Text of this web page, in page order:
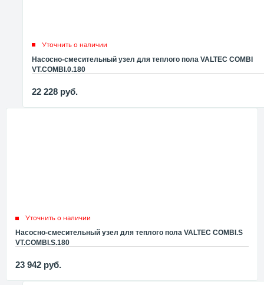
Уточнить о наличии
Насосно-смесительный узел для теплого пола VALTEC COMBI
VT.COMBI.0.180
22 228 руб.
Уточнить о наличии
Насосно-смесительный узел для теплого пола VALTEC COMBI.S
VT.COMBI.S.180
23 942 руб.